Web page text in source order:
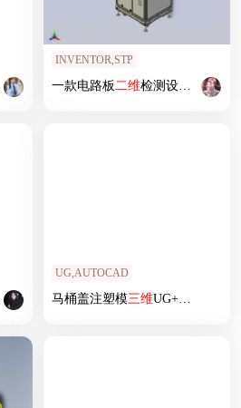
三维
INVENTOR,STP
一款电路板二维检测设备 三维模型
二维CAD
UG,AUTOCAD
马桶盖注塑模三维UG+二维